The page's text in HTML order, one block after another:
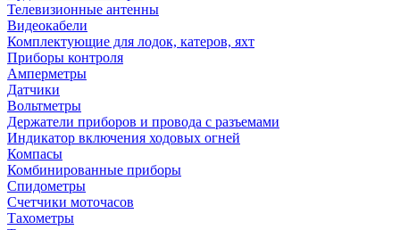
Телевизионные антенны
Видеокабели
Комплектующие для лодок, катеров, яхт
Приборы контроля
Амперметры
Датчики
Вольтметры
Держатели приборов и провода с разъемами
Индикатор включения ходовых огней
Компасы
Комбинированные приборы
Спидометры
Счетчики моточасов
Тахометры